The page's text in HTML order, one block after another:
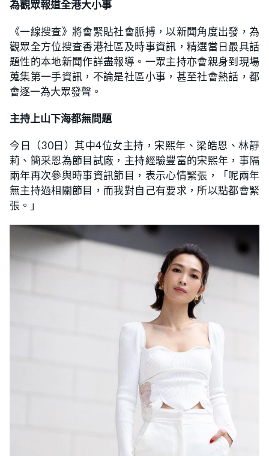
為觀眾報道全港大小事
《一線搜查》將會緊貼社會脈搏，以新聞角度出發，為
觀眾全方位搜查香港社區及時事資訊，精選當日最具話
題性的本地新聞作詳盡報導。一眾主持亦會親身到現場
蒐集第一手資訊，不論是社區小事，甚至社會熱話，都
會逐一為大眾發聲。
主持上山下海都無問題
今日（30日）其中4位女主持，宋熙年、梁皓恩、林靜
莉、簡采恩為節目試廠，主持經驗豐富的宋熙年，事隔
兩年再次參與時事資訊節目，表示心情緊張，「呢兩年
無主持過相關節目，而我對自己有要求，所以點都會緊
張。」